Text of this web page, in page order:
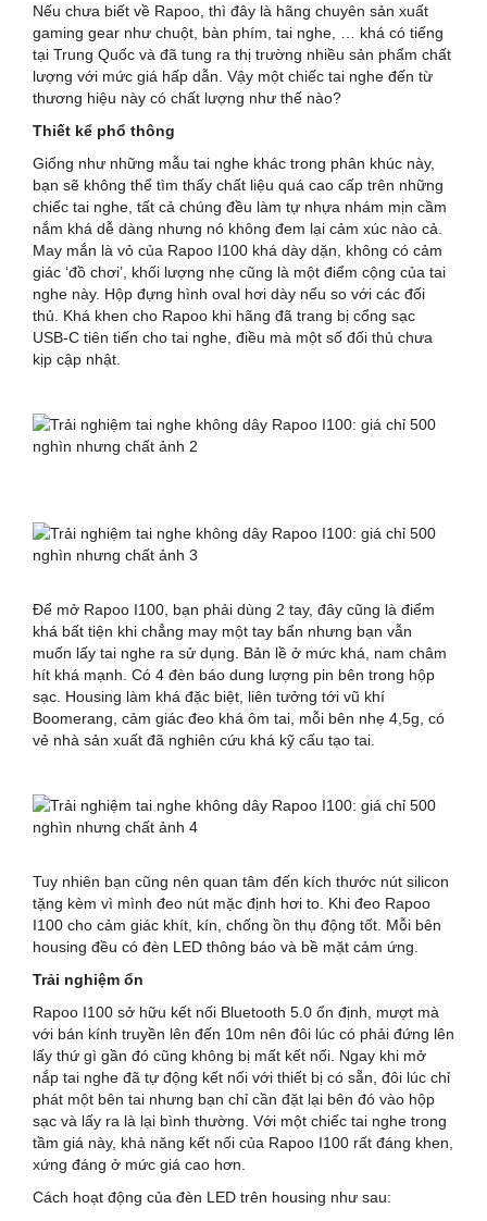
Nếu chưa biết về Rapoo, thì đây là hãng chuyên sản xuất
gaming gear như chuột, bàn phím, tai nghe, … khá có tiếng
tại Trung Quốc và đã tung ra thị trường nhiều sản phẩm chất
lượng với mức giá hấp dẫn. Vậy một chiếc tai nghe đến từ
thương hiệu này có chất lượng như thế nào?
Thiết kể phổ thông
Giống như những mẫu tai nghe khác trong phân khúc này,
bạn sẽ không thể tìm thấy chất liệu quá cao cấp trên những
chiếc tai nghe, tất cả chúng đều làm tự nhựa nhám mịn cầm
nắm khá dễ dàng nhưng nó không đem lại cảm xúc nào cả.
May mắn là vỏ của Rapoo I100 khá dày dặn, không có cảm
giác ‘đồ chơi’, khối lượng nhẹ cũng là một điểm cộng của tai
nghe này. Hộp đựng hình oval hơi dày nếu so với các đối
thủ. Khá khen cho Rapoo khi hãng đã trang bị cổng sạc
USB-C tiên tiến cho tai nghe, điều mà một số đối thủ chưa
kịp cập nhật.
Để mở Rapoo I100, bạn phải dùng 2 tay, đây cũng là điểm
khá bất tiện khi chẳng may một tay bẩn nhưng bạn vẫn
muốn lấy tai nghe ra sử dụng. Bản lề ở mức khá, nam châm
hít khá mạnh. Có 4 đèn báo dung lượng pin bên trong hộp
sạc. Housing làm khá đặc biệt, liên tưởng tới vũ khí
Boomerang, cảm giác đeo khá ôm tai, mỗi bên nhẹ 4,5g, có
vẻ nhà sản xuất đã nghiên cứu khá kỹ cấu tạo tai.
Tuy nhiên bạn cũng nên quan tâm đến kích thước nút silicon
tặng kèm vì mình đeo nút mặc định hơi to. Khi đeo Rapoo
I100 cho cảm giác khít, kín, chống ồn thụ động tốt. Mỗi bên
housing đều có đèn LED thông báo và bề mặt cảm ứng.
Trải nghiệm ổn
Rapoo I100 sở hữu kết nối Bluetooth 5.0 ổn định, mượt mà
với bán kính truyền lên đến 10m nên đôi lúc có phải đứng lên
lấy thứ gì gần đó cũng không bị mất kết nối. Ngay khi mở
nắp tai nghe đã tự động kết nối với thiết bị có sẵn, đôi lúc chỉ
phát một bên tai nhưng bạn chỉ cần đặt lại bên đó vào hộp
sạc và lấy ra là lại bình thường. Với một chiếc tai nghe trong
tầm giá này, khả năng kết nối của Rapoo I100 rất đáng khen,
xứng đáng ở mức giá cao hơn.
Cách hoạt động của đèn LED trên housing như sau: